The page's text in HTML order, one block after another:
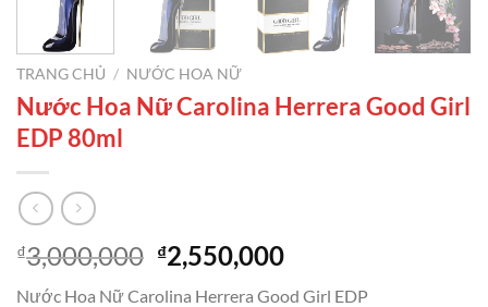
TRANG CHỦ / NƯỚC HOA NỮ
Nước Hoa Nữ Carolina Herrera Good Girl
EDP 80ml
₫3,000,000 Giá
gốc
₫2,550,000Giá
Nước Hoa Nữ Carolina Herrera Good Girl EDP